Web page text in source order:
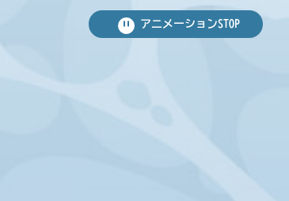
アニメーションSTOP